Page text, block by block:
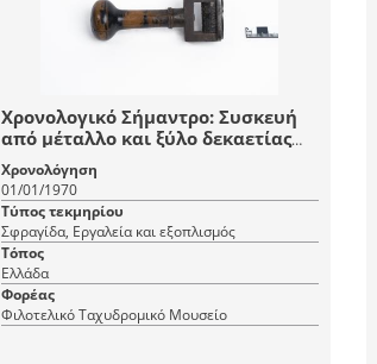
Χρονολογικό Σήμαντρο: Συσκευή
από μέταλλο και ξύλο δεκαετίας
΄70 με περιστρεφόμενο
αριθμητήρα
Χρονολόγηση
01/01/1970
Τύπος τεκμηρίου
Σφραγίδα, Εργαλεία και εξοπλισμός
Τόπος
Ελλάδα
Φορέας
Φιλοτελικό Ταχυδρομικό Μουσείο